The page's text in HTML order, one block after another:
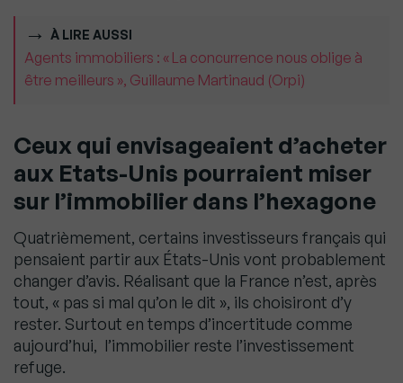
À LIRE AUSSI
Agents immobiliers : « La concurrence nous oblige à
être meilleurs », Guillaume Martinaud (Orpi)
Ceux qui envisageaient d’acheter
aux Etats-Unis pourraient miser
sur l’immobilier dans l’hexagone
Quatrièmement, certains investisseurs français qui
pensaient partir aux États-Unis vont probablement
changer d’avis. Réalisant que la France n’est, après
tout, « pas si mal qu’on le dit », ils choisiront d’y
rester. Surtout en temps d’incertitude comme
aujourd’hui, l’immobilier reste l’investissement
refuge.